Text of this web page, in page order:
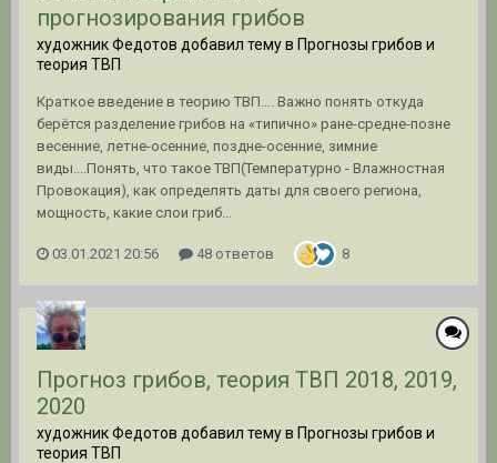
прогнозирования грибов
художник Федотов добавил тему в Прогнозы грибов и
теория ТВП
Краткое введение в теорию ТВП…. Важно понять откуда
берётся разделение грибов на «типично» ране-средне-позне
весенние, летне-осенние, поздне-осенние, зимние
виды....Понять, что такое ТВП(Температурно - Влажностная
Провокация), как определять даты для своего региона,
мощность, какие слои гриб...
03.01.2021 20:56 48 ответов 8
Прогноз грибов, теория ТВП 2018, 2019,
2020
художник Федотов добавил тему в Прогнозы грибов и
теория ТВП